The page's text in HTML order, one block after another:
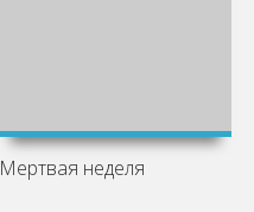
Мертвая неделя